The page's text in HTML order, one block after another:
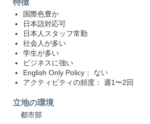
特徴
国際色豊か
日本語対応可
日本人スタッフ常勤
社会人が多い
学生が多い
ビジネスに強い
English Only Policy： ない
アクティビティの頻度： 週1〜2回
立地の環境
都市部